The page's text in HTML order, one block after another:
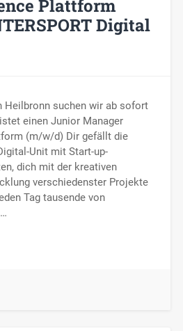
Plattform
Digital
Heilbronn suchen wir ab sofort
einen Junior Manager
(m/w/d) Dir gefällt die
Unit mit Start-up-
dich mit der kreativen
verschiedenster Projekte
Tag tausende von